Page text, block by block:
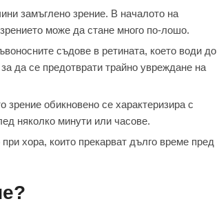
замъглено зрение. В началото на
може да стане много по-лошо.
съдове в ретината, което води до
да се предотврати трайно увреждане на
обикновено се характеризира с
няколко минути или часове.
хора, които прекарват дълго време пред